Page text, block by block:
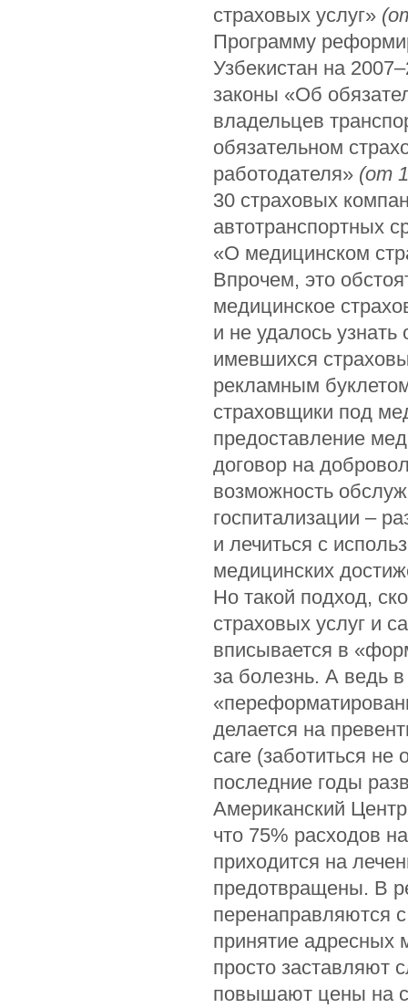
страховых услуг»
Программу
Узбекистан на
законы «Об
владельцев
обязательном
работодателя» (от
30 страховых
автотранспортных
«О медицинском
Впрочем, это
медицинское
и не удалось
имевшихся
рекламным
страховщики под
предоставление
договор на
возможность
госпитализации –
и лечиться с
медицинских
Но такой подход,
страховых услуг и
вписывается в
за болезнь. А ведь
делается на
care (заботиться не
последние годы
Американский
что 75% расходов
приходится на
предотвращены. В
перенаправляются
принятие адресных
просто заставляют
повышают цены на